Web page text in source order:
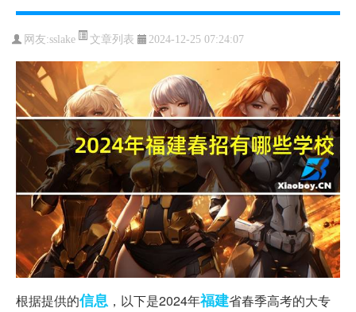
网友:sslake 文章列表 2024-12-25 07:24:07
根据提供的信息 ，以下是2024年福建省春季高考的大专